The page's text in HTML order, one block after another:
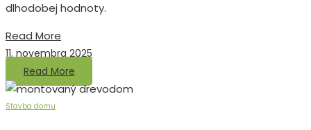
dlhodobej hodnoty.
Read More
11. novembra 2025
Read More
Stavba domu